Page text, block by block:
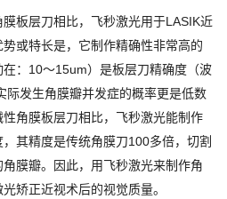
层刀相比，飞秒激光用于LASIK近
或特长是，它制作精确性非常高的
：10～15um）是板层刀精确度（波
际发生角膜瓣并发症的概率更是低数
角膜板层刀相比，飞秒激光能制作
其精度是传统角膜刀100多倍，切割
膜瓣。因此，用飞秒激光来制作角
矫正近视术后的视觉质量。